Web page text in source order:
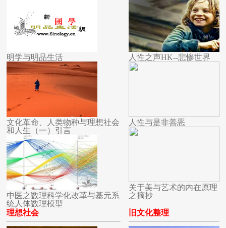
明学与明品生活
文化革命、人类物种与理想社会
和人生（一）引言
中医之数理科学化改革与基元系
统人体数理模型
人性之声HK--悲惨世界
人性与是非善恶
关于美与艺术的内在原理
之摘抄
理想社会
旧文化整理